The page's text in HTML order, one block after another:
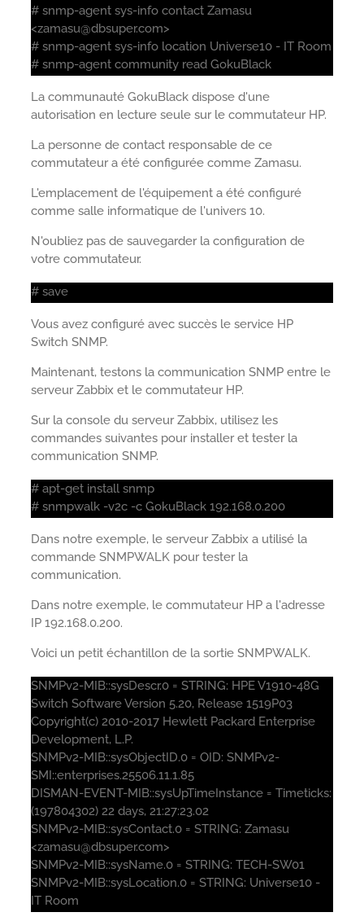
# snmp-agent sys-info contact Zamasu
<zamasu@dbsuper.com>
# snmp-agent sys-info location Universe10 - IT Room
# snmp-agent community read GokuBlack
La communauté GokuBlack dispose d'une
autorisation en lecture seule sur le commutateur HP.
La personne de contact responsable de ce
commutateur a été configurée comme Zamasu.
L'emplacement de l'équipement a été configuré
comme salle informatique de l'univers 10.
N'oubliez pas de sauvegarder la configuration de
votre commutateur.
# save
Vous avez configuré avec succès le service HP
Switch SNMP.
Maintenant, testons la communication SNMP entre le
serveur Zabbix et le commutateur HP.
Sur la console du serveur Zabbix, utilisez les
commandes suivantes pour installer et tester la
communication SNMP.
# apt-get install snmp
# snmpwalk -v2c -c GokuBlack 192.168.0.200
Dans notre exemple, le serveur Zabbix a utilisé la
commande SNMPWALK pour tester la
communication.
Dans notre exemple, le commutateur HP a l'adresse
IP 192.168.0.200.
Voici un petit échantillon de la sortie SNMPWALK.
SNMPv2-MIB::sysDescr.0 = STRING: HPE V1910-48G
Switch Software Version 5.20, Release 1519P03
Copyright(c) 2010-2017 Hewlett Packard Enterprise
Development, L.P.
SNMPv2-MIB::sysObjectID.0 = OID: SNMPv2-
SMI::enterprises.25506.11.1.85
DISMAN-EVENT-MIB::sysUpTimeInstance = Timeticks:
(197804302) 22 days, 21:27:23.02
SNMPv2-MIB::sysContact.0 = STRING: Zamasu
<zamasu@dbsuper.com>
SNMPv2-MIB::sysName.0 = STRING: TECH-SW01
SNMPv2-MIB::sysLocation.0 = STRING: Universe10 -
IT Room